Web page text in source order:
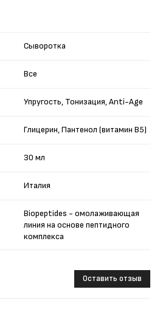
Оставить отзыв
Сыворотка
Все
Упругость, Тонизация, Anti-Age
Глицерин, Пантенол (витамин B5)
30 мл
Италия
Biopeptides - омолаживающая
линия на основе пептидного
комплекса